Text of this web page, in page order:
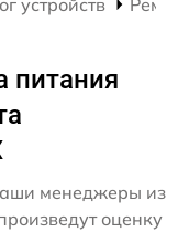
устройств
питания
менеджеры из
оценку